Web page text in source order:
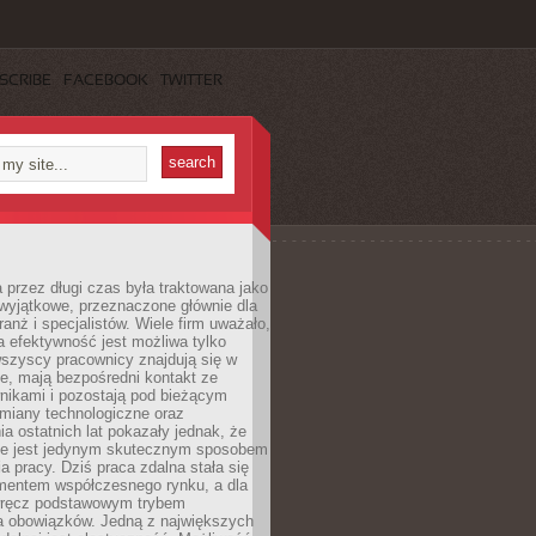
FACEBOOK TWITTER
przez długi czas była traktowana jako
przeznaczone głównie dla
i specjalistów. Wiele firm uważało,
efektywność jest możliwa tylko
pracownicy znajdują się w
mają bezpośredni kontakt ze
i pozostają pod bieżącym
technologiczne oraz
ostatnich lat pokazały jednak, że
jest jedynym skutecznym sposobem
pracy. Dziś praca zdalna stała się
współczesnego rynku, a dla
podstawowym trybem
obowiązków. Jedną z największych